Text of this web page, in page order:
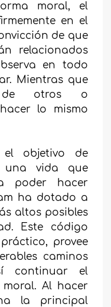
moral, el
en el
de que
relacionados
en todo
Mientras que
de otros o
lo mismo
objetivo de
una vida que
poder hacer
ha dotado a
altos posibles
Este código
provee
caminos
continuar el
Al hacer
la principal